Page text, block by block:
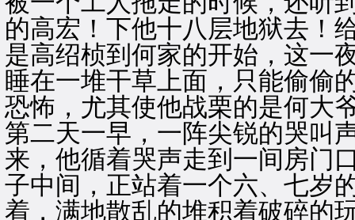
的高宏！下他十八层地狱去！
是高绍桢到何家的开始，这一
睡在一堆干草上面，只能偷偷
恐怖，尤其使他战栗的是何大
第二天一早，一阵尖锐的哭叫
来，他循着哭声走到一间房门
子中间，正站着一个六、七岁
着，满地散乱的堆积着破碎的